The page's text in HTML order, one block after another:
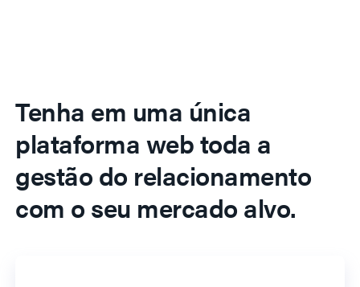
Tenha em uma única
plataforma web toda a
gestão do relacionamento
com o seu mercado alvo.